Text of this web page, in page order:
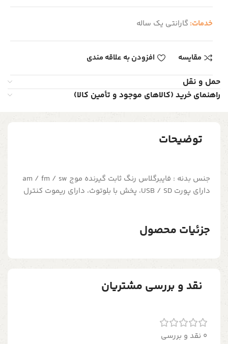
خدمات: گارانتی یک ساله
مقایسه افزودن به علاقه مندی
حمل و نقل
راهنمای خرید (کالاهای موجود و تأمین کالا)
توضیحات
جنس بدنه : فایبرگلاس رنگ ثابت گیرنده موج am / fm / sw
دارای پورت USB / SD، پخش با بلوتوث، دارای ریموت کنترل
جزئیات محصول
نقد و بررسی مشتریان
0 نقد و بررسی